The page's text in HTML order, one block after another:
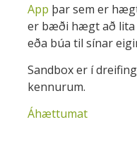
App þar sem er
er bæði hægt að lita
eða búa til sínar
Sandbox er í
kennurum.
Áhættumat